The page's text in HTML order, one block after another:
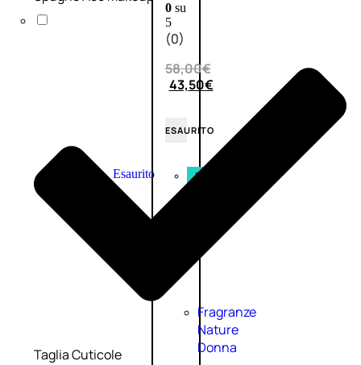
0su
5
(0)
58,00€
43,50€
ESAURITO
Esaurito PROMO
Fragranze
Nature
Donna
Taglia Cuticole